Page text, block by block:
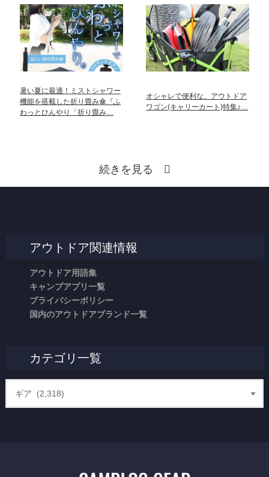
暑い夏に最適！ミストシャワー
機能を搭載した折り畳み傘『ふ
わっとひんやり「折り畳み…
オシャレで便利な、アウトドア
ワゴン(キャリーカート)特集♪…
続きを見る
アウトドア関連情報
アウトドア用語集
キャンプアプリ一覧
プライバシーポリシー
国内のアウトドアブランド一覧
カテゴリ一覧